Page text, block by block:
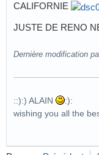
CALIFORNIE
JUSTE DE RENO
Dernière modification
::):) ALAIN
:):
wishing you all the